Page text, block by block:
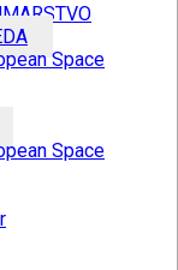
Space
Space